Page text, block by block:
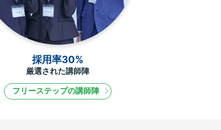
採用率30%
厳選された講師陣
フリーステップの講師陣